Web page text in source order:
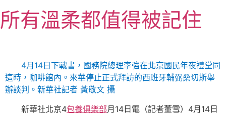
至
主所有溫柔都值得被記住
4月14日下戰書，國務院總理李強在北京國民年夜禮堂同
這時，咖啡館內。來華停止正式拜訪的西班牙輔弼桑切斯舉
辦談判。新華社記者 黃敬文 攝
新華社北京4包養俱樂部月14日電（記者董雪）4月14日